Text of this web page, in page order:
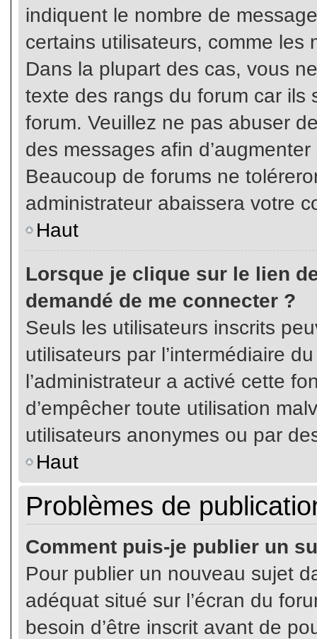
indiquent le nombre de
certains utilisateurs, comme les
Dans la plupart des cas, vous
texte des rangs du forum car ils
forum. Veuillez ne pas abuser
des messages afin
Beaucoup de forums ne
administrateur abaissera votre
Haut
Lorsque je clique sur le lien
demandé de me connecter ?
Seuls les utilisateurs inscrits
utilisateurs par l’intermédiaire
l’administrateur a activé cette
d’empêcher toute utilisation
utilisateurs anonymes ou par
Haut
Problèmes de
Comment puis-je publier un
Pour publier un nouveau sujet
adéquat situé sur l’écran du
besoin d’être inscrit avant de